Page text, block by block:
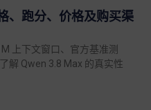
、跑分、价格及购买渠
上下文窗口、官方基准测
解 Qwen 3.8 Max 的真实性